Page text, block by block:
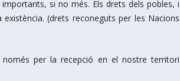
si no més. Els drets dels pobles, i
(drets reconeguts per les Nacions
per la recepció en el nostre territori